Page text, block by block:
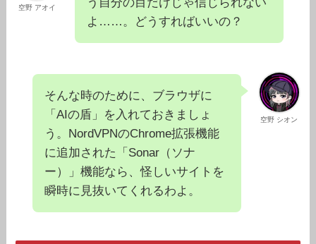
空野 アオイ
う自分の目だけじゃ信じられない
よ……。どうすればいいの？
空野 シオン
そんな時のために、ブラウザに
「AIの盾」を入れておきましょ
う。NordVPNのChrome拡張機能
に追加された「Sonar（ソナ
ー）」機能なら、怪しいサイトを
瞬時に見抜いてくれるわよ。